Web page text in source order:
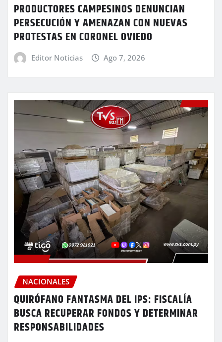
PRODUCTORES CAMPESINOS DENUNCIAN
PERSECUCIÓN Y AMENAZAN CON NUEVAS
PROTESTAS EN CORONEL OVIEDO
Editor Noticias Ago 7, 2026
NACIONALES
QUIRÓFANO FANTASMA DEL IPS: FISCALÍA
BUSCA RECUPERAR FONDOS Y DETERMINAR
RESPONSABILIDADES